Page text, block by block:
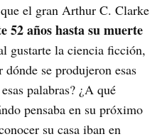
el gran Arthur C. Clarke
52 años hasta su muerte
gustarte la ciencia ficción,
se produjeron esas
palabras? ¿A qué
pensaba en su próximo
su casa iban en